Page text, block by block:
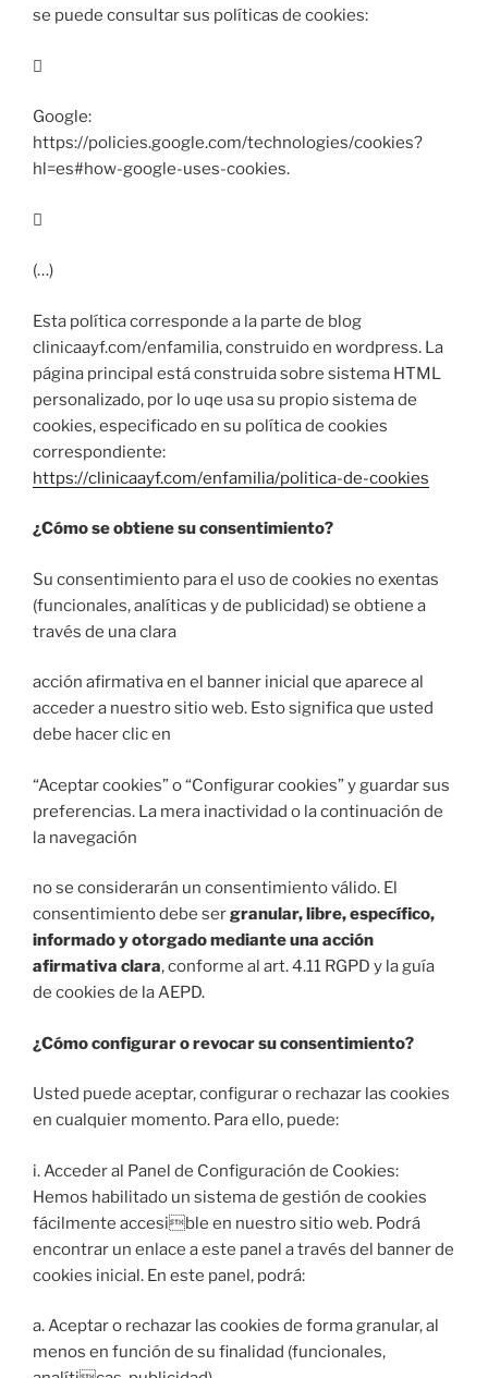
se puede consultar sus políticas de cookies:

Google:
https://policies.google.com/technologies/cookies?
hl=es#how-google-uses-cookies.

(…)
Esta política corresponde a la parte de blog
clinicaayf.com/enfamilia, construido en wordpress. La
página principal está construida sobre sistema HTML
personalizado, por lo uqe usa su propio sistema de
cookies, especificado en su política de cookies
correspondiente:
https://clinicaayf.com/enfamilia/politica-de-cookies
¿Cómo se obtiene su consentimiento?
Su consentimiento para el uso de cookies no exentas
(funcionales, analíticas y de publicidad) se obtiene a
través de una clara
acción afirmativa en el banner inicial que aparece al
acceder a nuestro sitio web. Esto significa que usted
debe hacer clic en
“Aceptar cookies” o “Configurar cookies” y guardar sus
preferencias. La mera inactividad o la continuación de
la navegación
no se considerarán un consentimiento válido. El
consentimiento debe sergranular, libre, específico,
informado y otorgado mediante una acción
afirmativa clara, conforme al art. 4.11 RGPD y la guía
de cookies de la AEPD.
¿Cómo configurar o revocar su consentimiento?
Usted puede aceptar, configurar o rechazar las cookies
en cualquier momento. Para ello, puede:
i. Acceder al Panel de Configuración de Cookies:
Hemos habilitado un sistema de gestión de cookies
fácilmente accesible en nuestro sitio web. Podrá
encontrar un enlace a este panel a través del banner de
cookies inicial. En este panel, podrá:
a. Aceptar o rechazar las cookies de forma granular, al
menos en función de su finalidad (funcionales,